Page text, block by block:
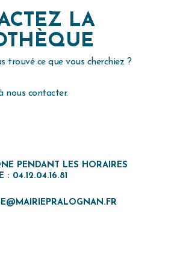
LA
trouvé ce que vous cherchiez ?
nous contacter.
PENDANT LES HORAIRES
: 04.12.04.16.81